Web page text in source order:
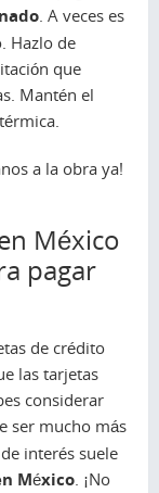
. A veces es
Hazlo de
que
Mantén el
a la obra ya!
México
pagar
de crédito
las tarjetas
considerar
ser mucho más
interés suele
México. ¡No